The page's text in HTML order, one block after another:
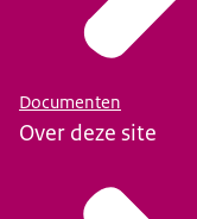
Documenten
Over deze site